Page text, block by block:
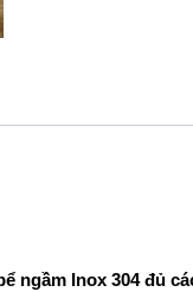
ngầm Inox 304 đủ